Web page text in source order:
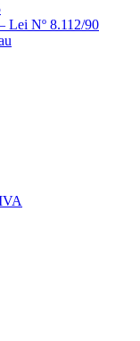
Lei Nº 8.112/90